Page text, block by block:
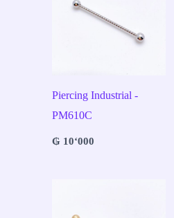
Piercing Industrial -
PM610C
₲10‘000